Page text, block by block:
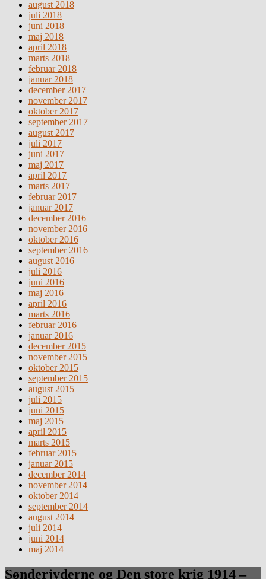
august 2018
juli 2018
juni 2018
maj 2018
april 2018
marts 2018
februar 2018
januar 2018
december 2017
november 2017
oktober 2017
september 2017
august 2017
juli 2017
juni 2017
maj 2017
april 2017
marts 2017
februar 2017
januar 2017
december 2016
november 2016
oktober 2016
september 2016
august 2016
juli 2016
juni 2016
maj 2016
april 2016
marts 2016
februar 2016
januar 2016
december 2015
november 2015
oktober 2015
september 2015
august 2015
juli 2015
juni 2015
maj 2015
april 2015
marts 2015
februar 2015
januar 2015
december 2014
november 2014
oktober 2014
september 2014
august 2014
juli 2014
juni 2014
maj 2014
Sønderjyderne og Den store krig 1914 –